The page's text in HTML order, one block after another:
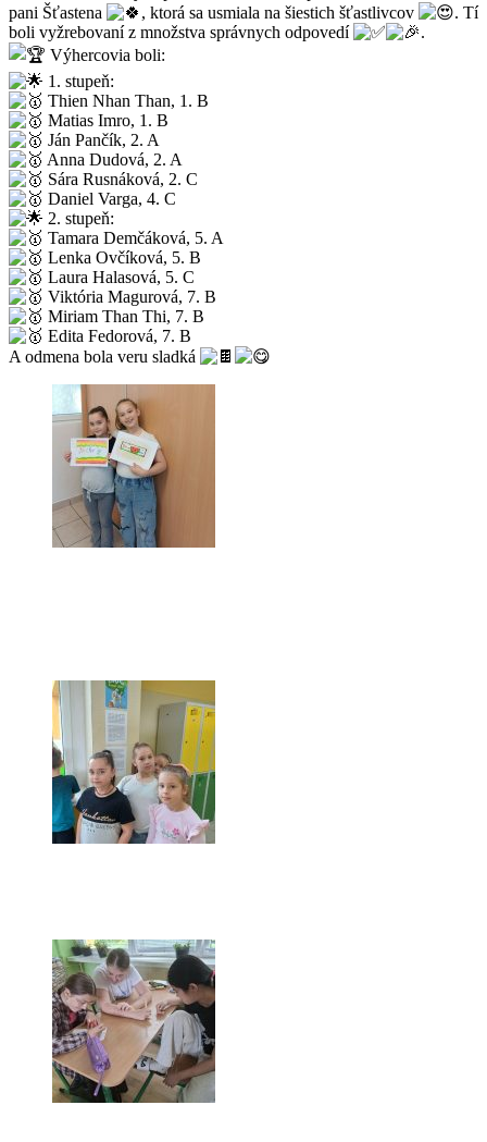
pani Šťastena
, ktorá sa usmiala na šiestich šťastlivcov
. Tí
boli vyžrebovaní z množstva správnych odpovedí
.
Výhercovia boli:
1. stupeň:
Thien Nhan Than, 1. B
Matias Imro, 1. B
Ján Pančík, 2. A
Anna Dudová, 2. A
Sára Rusnáková, 2. C
Daniel Varga, 4. C
2. stupeň:
Tamara Demčáková, 5. A
Lenka Ovčíková, 5. B
Laura Halasová, 5. C
Viktória Magurová, 7. B
Miriam Than Thi, 7. B
Edita Fedorová, 7. B
A odmena bola veru sladká